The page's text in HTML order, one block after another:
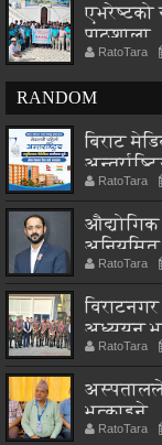
एभरेष्टको
पाठशाला
RatoTara
RANDOM
बिराट
देशका
RatoTara
औद्योगिक
अनियमित
RatoTara
अध्ययन
छलफल
RatoTara
अस्पतालले
भत्काइने
RatoTara